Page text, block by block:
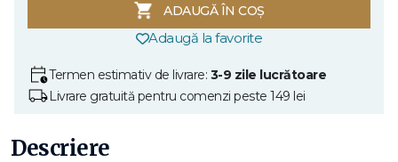
ADAUGĂ ÎN COȘ
Adaugă la favorite
Termen estimativ de livrare: 3-9 zile lucrătoare
Livrare gratuită pentru comenzi peste 149 lei
Descriere